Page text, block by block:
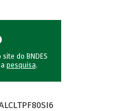
do BNDES
pesquisa.